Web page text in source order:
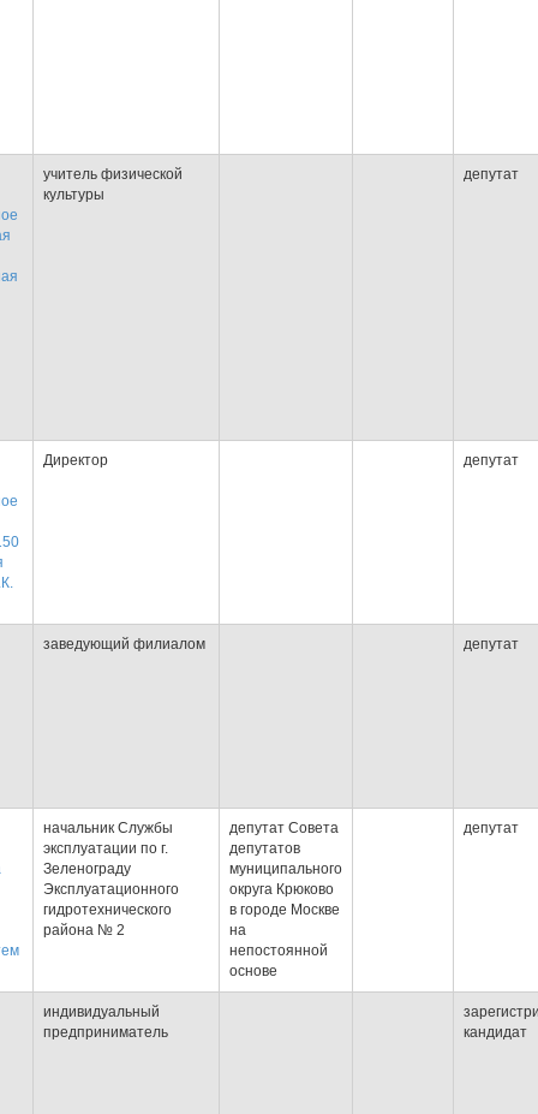
учитель физической
культуры
депутат
Директор депутат
заведующий филиалом депутат
начальник Службы
эксплуатации по г.
Зеленограду
Эксплуатационного
гидротехнического
района № 2
депутат Совета
депутатов
муниципального
округа Крюково
в городе Москве
на
непостоянной
основе
депутат
индивидуальный
предприниматель
кандидат